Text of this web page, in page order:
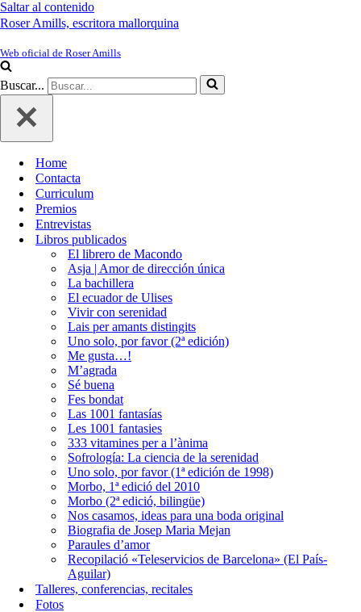
Saltar al contenido
Roser Amills, escritora mallorquina
Web oficial de Roser Amills
Buscar...
Home
Contacta
Curriculum
Premios
Entrevistas
Libros publicados
El librero de Macondo
Asja | Amor de dirección única
La bachillera
El ecuador de Ulises
Vivir con serenidad
Lais per amants distingits
Uno solo, por favor (2ª edición)
Me gusta…!
M’agrada
Sé buena
Fes bondat
Las 1001 fantasías
Les 1001 fantasies
333 vitamines per a l’ànima
Sofrología: La ciencia de la serenidad
Uno solo, por favor (1ª edición de 1998)
Morbo, 1ª edició del 2010
Morbo (2ª edició, bilingüe)
Nos casamos, ideas para una boda original
Biografia de Josep Maria Mejan
Paraules d’amor
Recopilació «Teleservicios de Barcelona» (El País-
Aguilar)
Talleres, conferencias, recitales
Fotos